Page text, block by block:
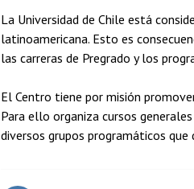
La Universidad de Chile está
latinoamericana. Esto es
las carreras de Pregrado y los
El Centro tiene por misión
Para ello organiza cursos
diversos grupos programáticos